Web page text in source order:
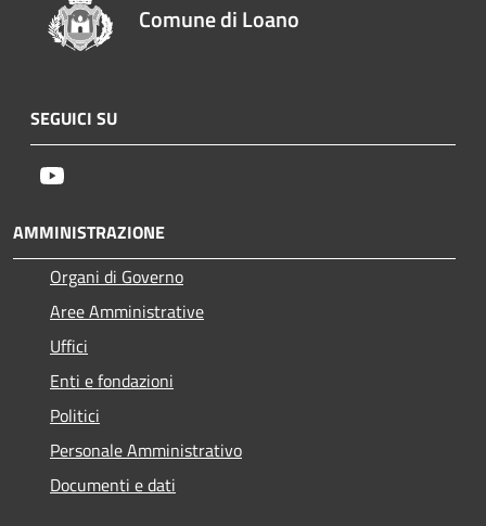
Comune di Loano
SEGUICI SU
AMMINISTRAZIONE
Organi di Governo
Aree Amministrative
Uffici
Enti e fondazioni
Politici
Personale Amministrativo
Documenti e dati